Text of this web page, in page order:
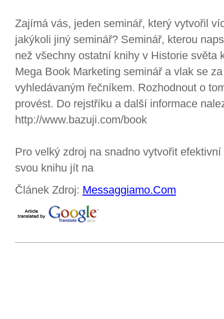
Zajímá vás, jeden seminář, který vytvořil
jakýkoli jiný seminář? Seminář, kterou
než všechny ostatní knihy v Historie světa
Mega Book Marketing seminář a vlak se
vyhledávaným řečníkem. Rozhodnout o
provést. Do rejstříku a další informace
http://www.bazuji.com/book
Pro velký zdroj na snadno vytvořit
svou knihu jít na
Článek Zdroj: Messaggiamo.Com